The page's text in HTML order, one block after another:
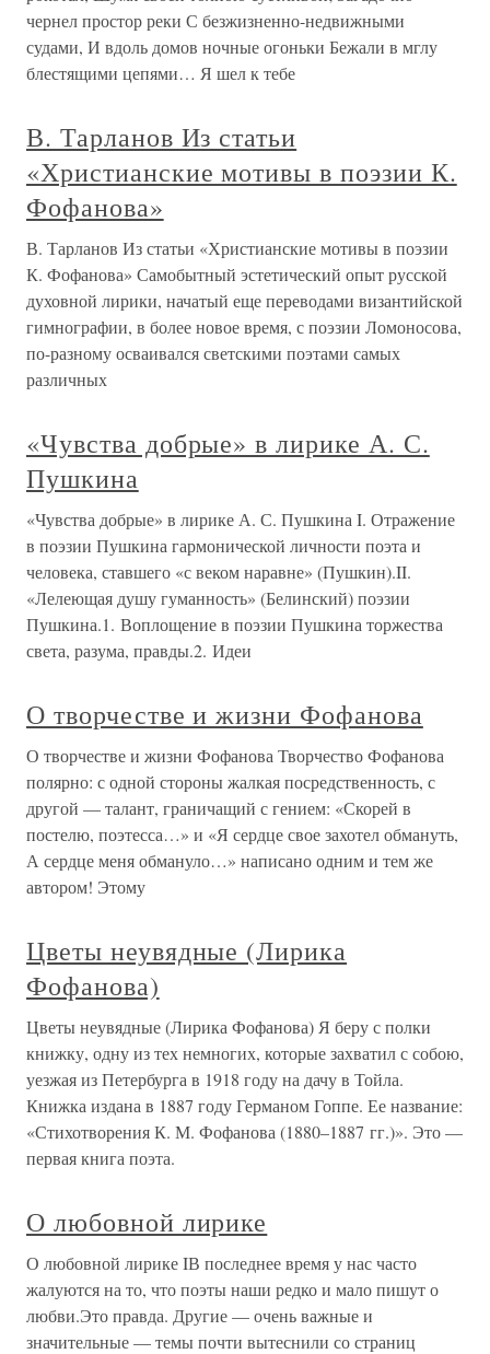
чернел простор реки С безжизненно-недвижными
судами, И вдоль домов ночные огоньки Бежали в мглу
блестящими цепями… Я шел к тебе
В. Тарланов Из статьи
«Христианские мотивы в поэзии К.
Фофанова»
В. Тарланов Из статьи «Христианские мотивы в поэзии
К. Фофанова» Самобытный эстетический опыт русской
духовной лирики, начатый еще переводами византийской
гимнографии, в более новое время, с поэзии Ломоносова,
по-разному осваивался светскими поэтами самых
различных
«Чувства добрые» в лирике А. С.
Пушкина
«Чувства добрые» в лирике А. С. Пушкина I. Отражение
в поэзии Пушкина гармонической личности поэта и
человека, ставшего «с веком наравне» (Пушкин).II.
«Лелеющая душу гуманность» (Белинский) поэзии
Пушкина.1. Воплощение в поэзии Пушкина торжества
света, разума, правды.2. Идеи
О творчестве и жизни Фофанова
О творчестве и жизни Фофанова Творчество Фофанова
полярно: с одной стороны жалкая посредственность, с
другой — талант, граничащий с гением: «Скорей в
постелю, поэтесса…» и «Я сердце свое захотел обмануть,
А сердце меня обмануло…» написано одним и тем же
автором! Этому
Цветы неувядные (Лирика
Фофанова)
Цветы неувядные (Лирика Фофанова) Я беру с полки
книжку, одну из тех немногих, которые захватил с собою,
уезжая из Петербурга в 1918 году на дачу в Тойла.
Книжка издана в 1887 году Германом Гоппе. Ее название:
«Стихотворения К. М. Фофанова (1880–1887 гг.)». Это —
первая книга поэта.
О любовной лирике
О любовной лирике IВ последнее время у нас часто
жалуются на то, что поэты наши редко и мало пишут о
любви.Это правда. Другие — очень важные и
значительные — темы почти вытеснили со страниц